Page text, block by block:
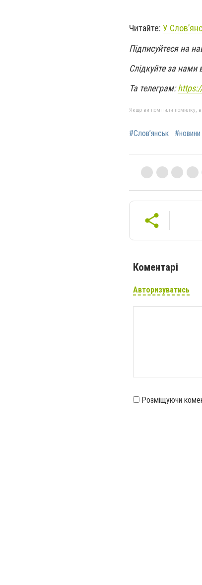
Читайте: У
Підписуйтеся на
Слідкуйте за нами
Та телеграм:
Якщо ви помітили помилку,
#Слов’янськ #новини
Коментарі
Авторизуватись
Розміщуючи